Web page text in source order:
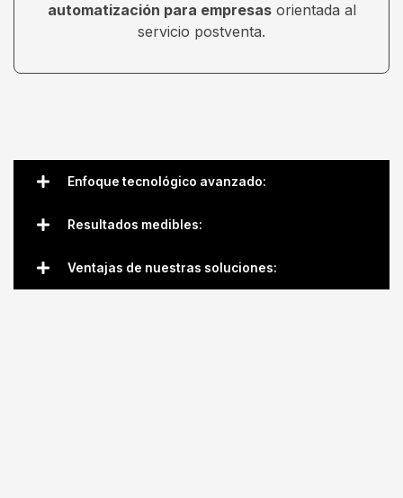
automatización para empresasorientada al
servicio postventa.
Enfoque tecnológico avanzado:
Resultados medibles:
Ventajas de nuestras soluciones: